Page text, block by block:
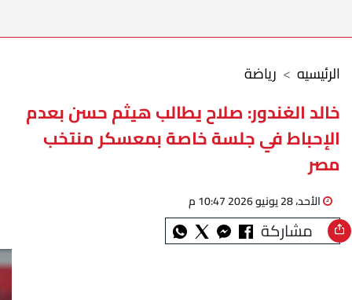
رياضة الرئيسيه
خالد الغندور: صلاح يطالب هيثم حسن بعدم
الإحباط في جلسة خاصة بمعسكر منتخب
مصر
الأحد، 28 يونيو 2026 10:47 م
مشاركة